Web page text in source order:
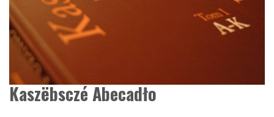
Kaszëbsczé Abecadło